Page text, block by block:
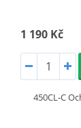
1 190 Kč
450CL‑C